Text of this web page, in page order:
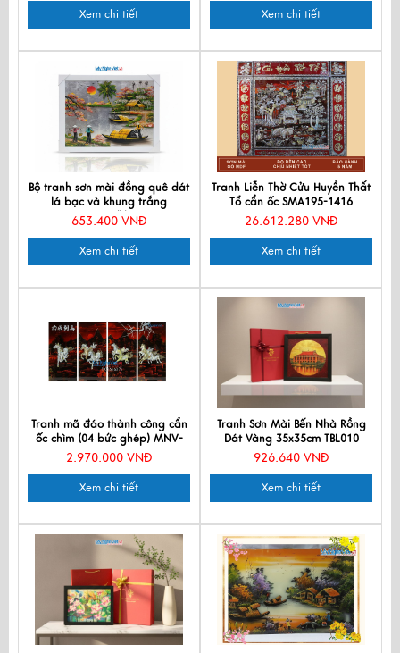
Xem chi tiết Xem chi tiết
Bộ tranh sơn mài đồng quê dát
lá bạc và khung trắng
TSM3040/khung
653.400 VNĐ
Xem chi tiết
Tranh Liễn Thờ Cửu Huyền Thất
Tổ cẩn ốc SMA195-1416
26.612.280 VNĐ
Xem chi tiết
Tranh mã đáo thành công cẩn
ốc chìm (04 bức ghép) MNV-
TSM368-1
2.970.000 VNĐ
Xem chi tiết
Tranh Sơn Mài Bến Nhà Rồng
Dát Vàng 35x35cm TBL010
926.640 VNĐ
Xem chi tiết